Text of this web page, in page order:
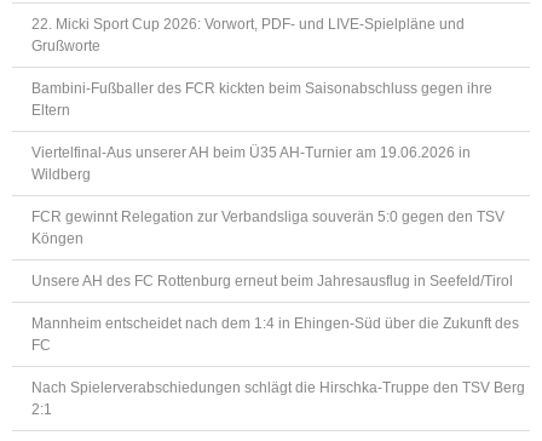
22. Micki Sport Cup 2026: Vorwort, PDF- und LIVE-Spielpläne und
Grußworte
Bambini-Fußballer des FCR kickten beim Saisonabschluss gegen ihre
Eltern
Viertelfinal-Aus unserer AH beim Ü35 AH-Turnier am 19.06.2026 in
Wildberg
FCR gewinnt Relegation zur Verbandsliga souverän 5:0 gegen den TSV
Köngen
Unsere AH des FC Rottenburg erneut beim Jahresausflug in Seefeld/Tirol
Mannheim entscheidet nach dem 1:4 in Ehingen-Süd über die Zukunft des
FC
Nach Spielerverabschiedungen schlägt die Hirschka-Truppe den TSV Berg
2:1